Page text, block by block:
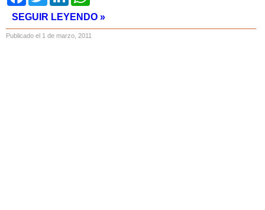
SEGUIR LEYENDO »
Publicado el 1 de marzo, 2011